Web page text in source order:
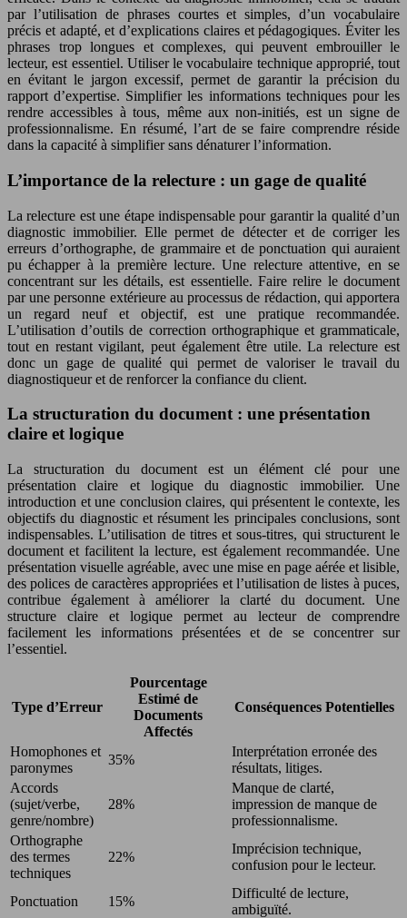
par l’utilisation de phrases courtes et simples, d’un vocabulaire
précis et adapté, et d’explications claires et pédagogiques. Éviter les
phrases trop longues et complexes, qui peuvent embrouiller le
lecteur, est essentiel. Utiliser le vocabulaire technique approprié, tout
en évitant le jargon excessif, permet de garantir la précision du
rapport d’expertise. Simplifier les informations techniques pour les
rendre accessibles à tous, même aux non-initiés, est un signe de
professionnalisme. En résumé, l’art de se faire comprendre réside
dans la capacité à simplifier sans dénaturer l’information.
L’importance de la relecture : un gage de qualité
La relecture est une étape indispensable pour garantir la qualité d’un
diagnostic immobilier. Elle permet de détecter et de corriger les
erreurs d’orthographe, de grammaire et de ponctuation qui auraient
pu échapper à la première lecture. Une relecture attentive, en se
concentrant sur les détails, est essentielle. Faire relire le document
par une personne extérieure au processus de rédaction, qui apportera
un regard neuf et objectif, est une pratique recommandée.
L’utilisation d’outils de correction orthographique et grammaticale,
tout en restant vigilant, peut également être utile. La relecture est
donc un gage de qualité qui permet de valoriser le travail du
diagnostiqueur et de renforcer la confiance du client.
La structuration du document : une présentation
claire et logique
La structuration du document est un élément clé pour une
présentation claire et logique du diagnostic immobilier. Une
introduction et une conclusion claires, qui présentent le contexte, les
objectifs du diagnostic et résument les principales conclusions, sont
indispensables. L’utilisation de titres et sous-titres, qui structurent le
document et facilitent la lecture, est également recommandée. Une
présentation visuelle agréable, avec une mise en page aérée et lisible,
des polices de caractères appropriées et l’utilisation de listes à puces,
contribue également à améliorer la clarté du document. Une
structure claire et logique permet au lecteur de comprendre
facilement les informations présentées et de se concentrer sur
l’essentiel.
Type d’Erreur
Pourcentage
Estimé de
Documents
Affectés
Conséquences Potentielles
Homophones et
paronymes
35%
Interprétation erronée des
résultats, litiges.
Accords
(sujet/verbe,
genre/nombre)
28%
Manque de clarté,
impression de manque de
professionnalisme.
Orthographe
des termes
techniques
22%
Imprécision technique,
confusion pour le lecteur.
Ponctuation 15%
Difficulté de lecture,
ambiguïté.